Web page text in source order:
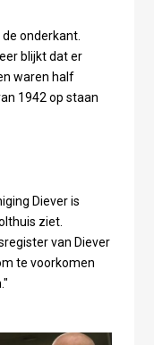
onderkant.
blijkt dat er
waren half
1942 op staan
Diever is
ziet.
van Diever
te voorkomen